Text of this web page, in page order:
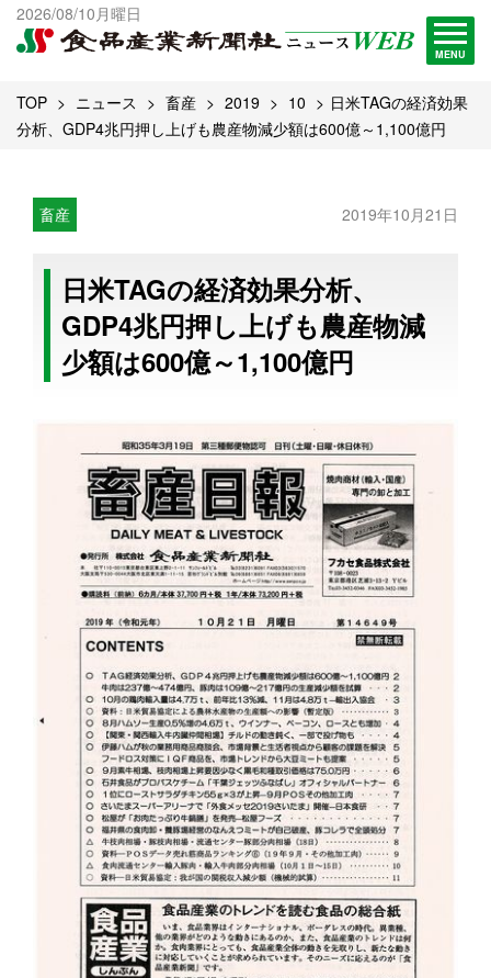
2026/08/10月曜日
MENU
出版物一覧へ
試読・購読申し込み
TOP ニュース 畜産 2019 10
日米TAGの経済効果
分析、GDP4兆円押し上げも農産物減少額は600億～1,100億円
畜産 2019年10月21日
日米TAGの経済効果分析、
GDP4兆円押し上げも農産物減
少額は600億～1,100億円